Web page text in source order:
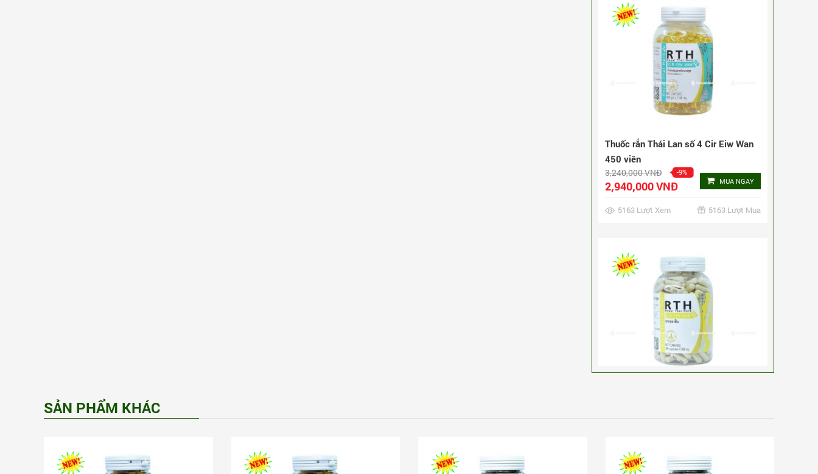
Thuốc rắn Thái Lan số 4 Cir Eiw Wan
3,240,000 VNĐ -9%
2,940,000 VNĐ
5163 Lượt Xem 5163 Lượt Mua
Thuốc rắn Thái Lan số 5 Cir Fen Wan
3,240,000 VNĐ -9%
2,940,000 VNĐ
4079 Lượt Xem 4079 Lượt Mua
SẢN PHẨM KHÁC